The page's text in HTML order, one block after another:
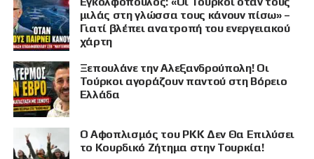
μιλάς στη γλώσσα τους κάνουν πίσω» –
Γιατί βλέπει ανατροπή του ενεργειακού
χάρτη
Ξεπουλάνε την Αλεξανδρούπολη! Οι
Τούρκοι αγοράζουν παντού στη Βόρειο
Ελλάδα
Ο Αφοπλισμός του PKK Δεν Θα Επιλύσει
το Κουρδικό Ζήτημα στην Τουρκία!